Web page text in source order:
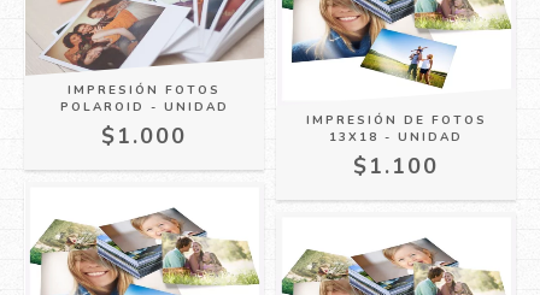
IMPRESIÓN FOTOS
POLAROID - UNIDAD
$1.000
IMPRESIÓN DE FOTOS
13X18 - UNIDAD
$1.100